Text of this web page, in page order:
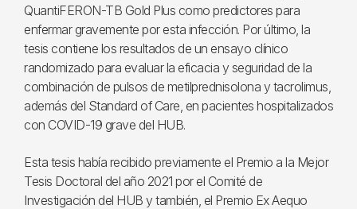
QuantiFERON-TB Gold Plus como predictores para
enfermar gravemente por esta infección. Por último, la
tesis contiene los resultados de un ensayo clínico
randomizado para evaluar la eficacia y seguridad de la
combinación de pulsos de metilprednisolona y tacrolimus,
además del Standard of Care, en pacientes hospitalizados
con COVID-19 grave del HUB.
Esta tesis había recibido previamente el Premio a la Mejor
Tesis Doctoral del año 2021 por el Comité de
Investigación del HUB y también, el Premio Ex Aequo